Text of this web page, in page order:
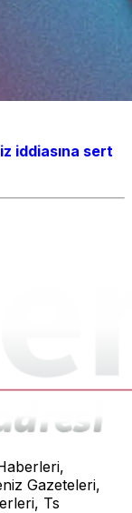
iddiasına sert
Gazeteleri,
Ts